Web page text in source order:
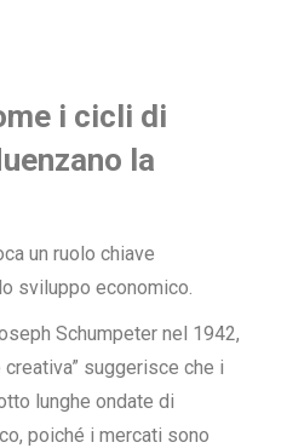
i cicli di
la
un ruolo chiave
sviluppo economico.
Schumpeter nel 1942,
suggerisce che i
lunghe ondate di
poiché i mercati sono